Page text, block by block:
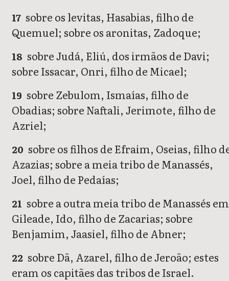
17 sobre os levitas, Hasabias, filho de
Quemuel; sobre os aronitas, Zadoque;
18 sobre Judá, Eliú, dos irmãos de Davi;
sobre Issacar, Onri, filho de Micael;
19 sobre Zebulom, Ismaías, filho de
Obadias; sobre Naftali, Jerimote, filho de
Azriel;
20 sobre os filhos de Efraim, Oseias, filho
Azazias; sobre a meia tribo de Manassés,
Joel, filho de Pedaías;
21 sobre a outra meia tribo de Manassés em
Gileade, Ido, filho de Zacarias; sobre
Benjamim, Jaasiel, filho de Abner;
22 sobre Dã, Azarel, filho de Jeroão; estes
eram os capitães das tribos de Israel.